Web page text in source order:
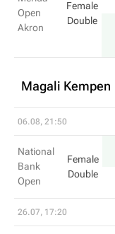
Open
Akron
Female
Double
Magali Kempen
06.08, 21:50
National
Bank
Open
Female
Double
26.07, 17:20